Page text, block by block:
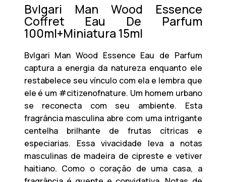
Bvlgari Man Wood Essence
Coffret Eau De Parfum
100ml+Miniatura 15ml
Bvlgari Man Wood Essence Eau de Parfum
captura a energia da natureza enquanto ele
restabelece seu vínculo com ela e lembra que
ele é um #citizenofnature. Um homem urbano
se reconecta com seu ambiente. Esta
fragrância masculina abre com uma intrigante
centelha brilhante de frutas cítricas e
especiarias. Essa vivacidade leva a notas
masculinas de madeira de cipreste e vetiver
haitiano. Como o coração de uma casa, a